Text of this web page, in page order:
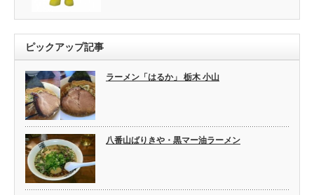
ピックアップ記事
ラーメン「はるか」 栃木 小山
八番山ばりきや・黒マー油ラーメン